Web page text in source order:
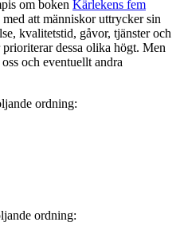
om boken Kärlekens fem
att människor uttrycker sin
kvalitetstid, gåvor, tjänster och
dessa olika högt. Men
och eventuellt andra
ordning:
ordning: